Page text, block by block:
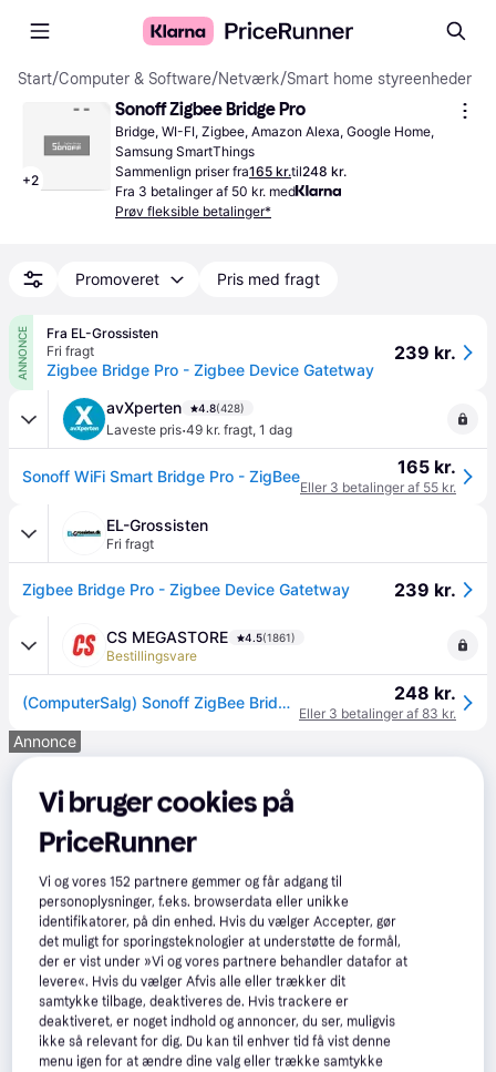
Start/Computer & Software/Netværk/Smart home styreenheder
+2
Sonoff Zigbee Bridge Pro
Bridge, WI-FI, Zigbee, Amazon Alexa, Google Home,
Samsung SmartThings
Sammenlign priser fra165 kr.til248 kr.
Fra 3 betalinger af 50 kr. med
Prøv fleksible betalinger*
Promoveret Pris med fragt
ANNONCE
Fra EL-Grossisten
Fri fragt
Zigbee Bridge Pro - Zigbee Device Gatetway
239 kr.
avXperten 4.8(428)
Laveste pris·49 kr. fragt, 1 dag
Sonoff WiFi Smart Bridge Pro - ZigBee 165 kr.
Eller 3 betalinger af 55 kr.
EL-Grossisten
Fri fragt
Zigbee Bridge Pro - Zigbee Device Gatetway 239 kr.
CS MEGASTORE 4.5(1861)
Bestillingsvare
(ComputerSalg) Sonoff ZigBee Bridge Pro smart hub 248 kr.
Eller 3 betalinger af 83 kr.
Annonce
Vi bruger cookies på
PriceRunner
Vi og vores152 partnere gemmer og får adgang til
personoplysninger, f.eks. browserdata eller unikke
identifikatorer, på din enhed. Hvis du vælger Accepter, gør
det muligt for sporingsteknologier at understøtte de formål,
der er vist under »Vi og vores partnere behandler datafor at
levere«. Hvis du vælger Afvis alle eller trækker dit
samtykke tilbage, deaktiveres de. Hvis trackere er
deaktiveret, er noget indhold og annoncer, du ser, muligvis
ikke så relevant for dig. Du kan til enhver tid få vist denne
menu igen for at ændre dine valg eller trække samtykke